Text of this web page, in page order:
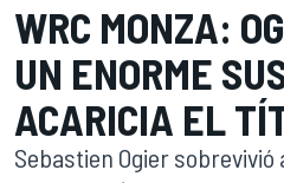
WRC MONZA:
UN ENORME
ACARICIA EL
Sebastien Ogier sobrevivió